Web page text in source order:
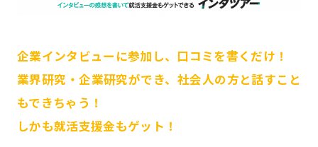
企業インタビューに参加し、口コミを書くだけ！
業界研究・企業研究ができ、社会人の方と話すこと
もできちゃう！
しかも就活支援金もゲット！